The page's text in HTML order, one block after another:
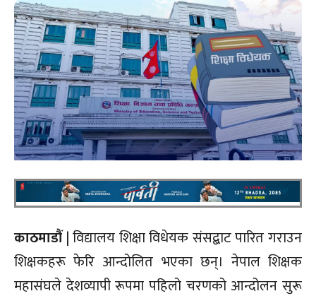
काठमाडौं| विद्यालय शिक्षा विधेयक संसद्बाट पारित गराउन
शिक्षकहरू फेरि आन्दोलित भएका छन्। नेपाल शिक्षक
महासंघले देशव्यापी रूपमा पहिलो चरणको आन्दोलन सुरू